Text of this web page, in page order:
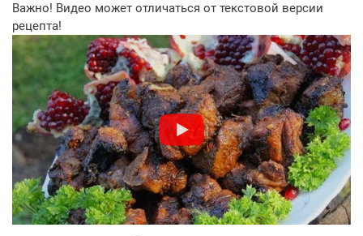
Важно! Видео может отличаться от текстовой версии
рецепта!